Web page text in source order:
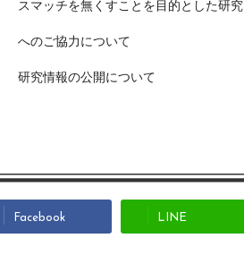
スマッチを無くすことを目的とした研究
へのご協力について
研究情報の公開について
Facebook LINE